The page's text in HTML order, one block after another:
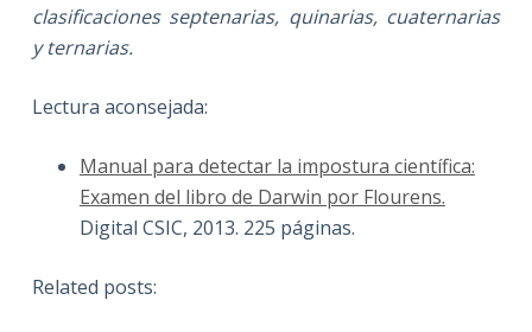
clasificaciones septenarias, quinarias, cuaternarias
y ternarias.
Lectura aconsejada:
Manual para detectar la impostura científica:
Examen del libro de Darwin por Flourens.
Digital CSIC, 2013. 225 páginas.
Related posts: